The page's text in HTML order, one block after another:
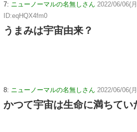
7: ニューノーマルの名無しさん 2022/06/06(
ID:eqHQX4fm0
うまみは宇宙由来？
8: ニューノーマルの名無しさん 2022/06/06(
かつて宇宙は生命に満ちてい